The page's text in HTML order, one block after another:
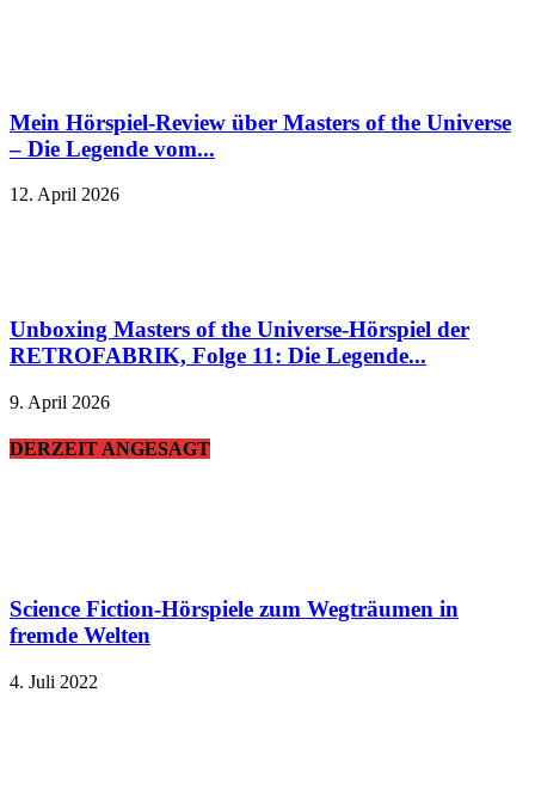
Mein Hörspiel-Review über Masters of the Universe
– Die Legende vom...
12. April 2026
Unboxing Masters of the Universe-Hörspiel der
RETROFABRIK, Folge 11: Die Legende...
9. April 2026
DERZEIT ANGESAGT
Science Fiction-Hörspiele zum Wegträumen in
fremde Welten
4. Juli 2022